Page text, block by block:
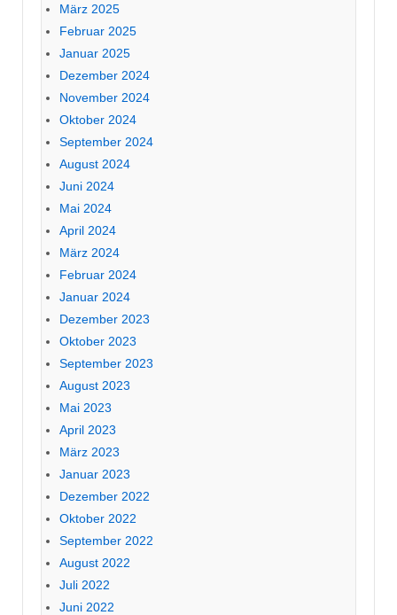
März 2025
Februar 2025
Januar 2025
Dezember 2024
November 2024
Oktober 2024
September 2024
August 2024
Juni 2024
Mai 2024
April 2024
März 2024
Februar 2024
Januar 2024
Dezember 2023
Oktober 2023
September 2023
August 2023
Mai 2023
April 2023
März 2023
Januar 2023
Dezember 2022
Oktober 2022
September 2022
August 2022
Juli 2022
Juni 2022